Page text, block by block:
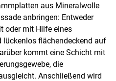
aus Mineralwolle
anbringen: Entweder
oder mit Hilfe eines
lückenlos flächendeckend auf
kommt eine Schicht mit
die
Anschließend wird